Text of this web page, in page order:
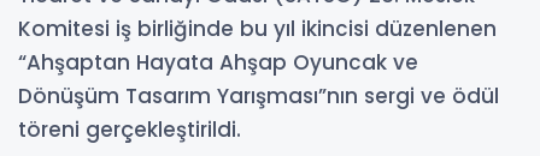
Komitesi iş birliğinde bu yıl ikincisi düzenlenen
“Ahşaptan Hayata Ahşap Oyuncak ve
Dönüşüm Tasarım Yarışması”nın sergi ve ödül
töreni gerçekleştirildi.